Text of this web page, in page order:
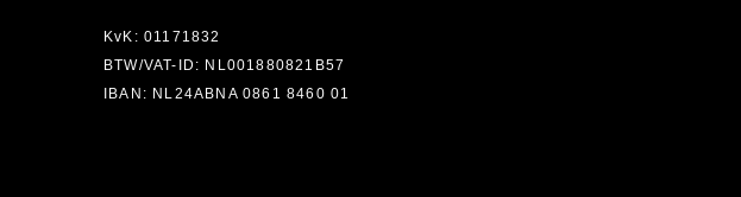
KvK: 01171832
BTW/VAT-ID: NL001880821B57
IBAN: NL24ABNA 0861 8460 01